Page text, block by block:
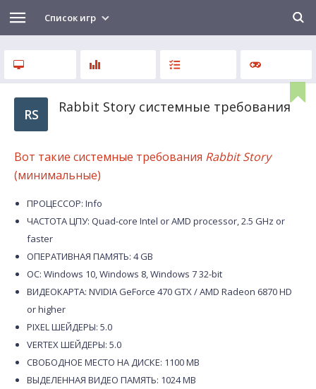
Список игр
RS Rabbit Story системные требования
Вот такие системные требования Rabbit Story
(минимальные)
ПРОЦЕССОР: Info
ЧАСТОТА ЦПУ: Quad-core Intel or AMD processor, 2.5 GHz or
faster
ОПЕРАТИВНАЯ ПАМЯТЬ: 4 GB
ОС: Windows 10, Windows 8, Windows 7 32-bit
ВИДЕОКАРТА: NVIDIA GeForce 470 GTX / AMD Radeon 6870 HD
or higher
PIXEL ШЕЙДЕРЫ: 5.0
VERTEX ШЕЙДЕРЫ: 5.0
СВОБОДНОЕ МЕСТО НА ДИСКЕ: 1100 MB
ВЫДЕЛЕННАЯ ВИДЕО ПАМЯТЬ: 1024 MB